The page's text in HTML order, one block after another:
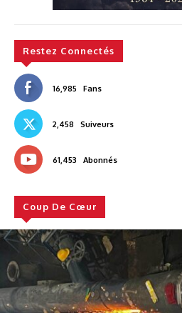
Restez Connectés
16,985 Fans
2,458 Suiveurs
61,453 Abonnés
Coup De Cœur